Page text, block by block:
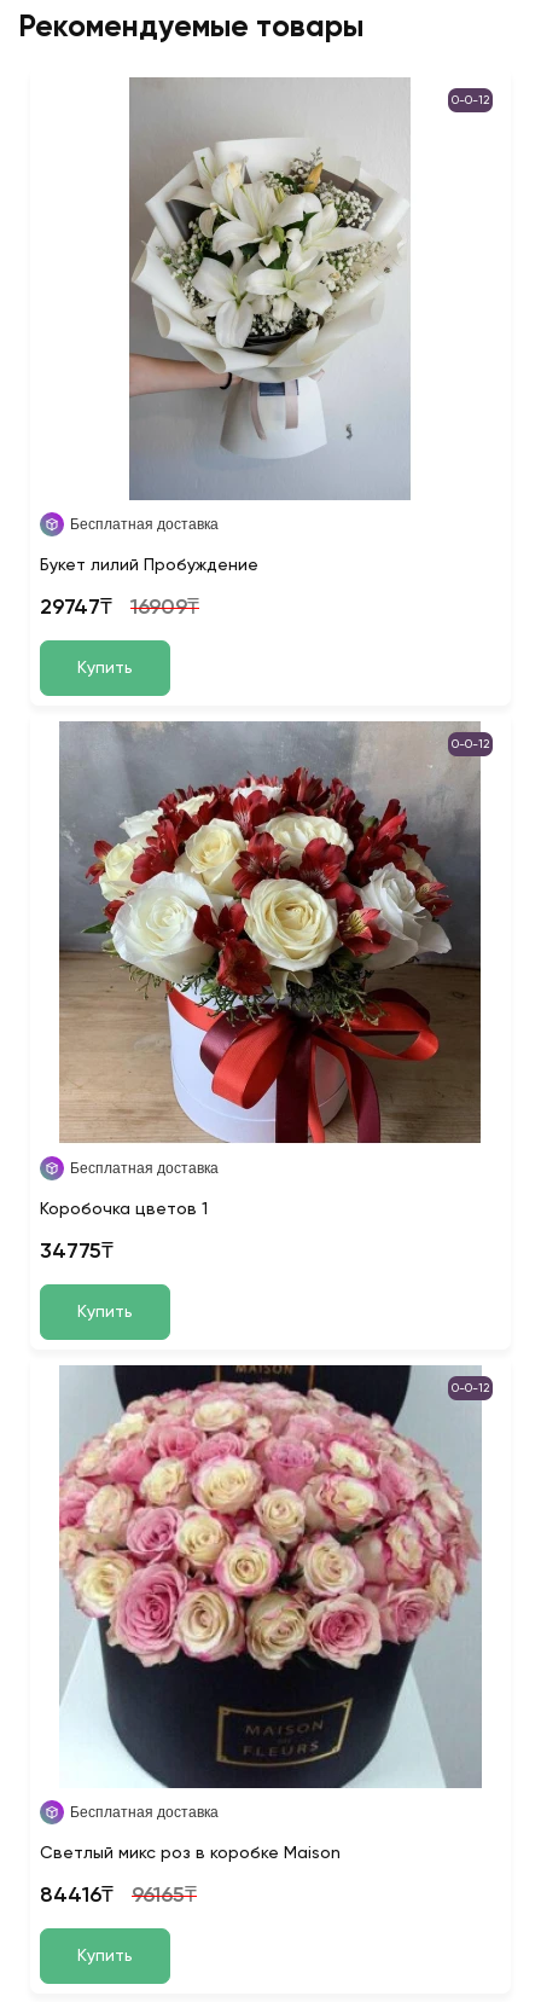
Рекомендуемые товары
0-0-12
Бесплатная доставка
Букет лилий Пробуждение
29747₸ 16909₸
Купить
0-0-12
Бесплатная доставка
Коробочка цветов 1
34775₸
Купить
0-0-12
Бесплатная доставка
Светлый микс роз в коробке Maison
84416₸ 96165₸
Купить